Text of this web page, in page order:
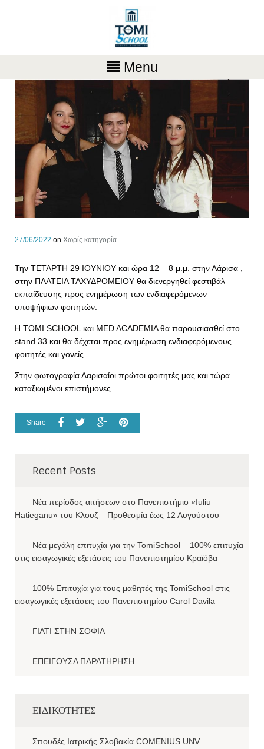
Menu
27/06/2022 on Χωρίς κατηγορία
Την ΤΕΤΑΡΤΗ 29 ΙΟΥΝΙΟΥ και ώρα 12 – 8 μ.μ. στην Λάρισα ,
στην ΠΛΑΤΕΙΑ ΤΑΧΥΔΡΟΜΕΙΟΥ θα διενεργηθεί φεστιβάλ
εκπαίδευσης προς ενημέρωση των ενδιαφερόμενων
υποψήφιων φοιτητών.
Η TOMI SCHOOL και MED ACADEMIA θα παρουσιασθεί στο
stand 33 και θα δέχεται προς ενημέρωση ενδιαφερόμενους
φοιτητές και γονείς.
Στην φωτογραφία Λαρισαίοι πρώτοι φοιτητές μας και τώρα
καταξιωμένοι επιστήμονες.
Share
Recent Posts
Νέα περίοδος αιτήσεων στο Πανεπιστήμιο «Iuliu
Hațieganu» του Κλουζ – Προθεσμία έως 12 Αυγούστου
Νέα μεγάλη επιτυχία για την TomiSchool – 100% επιτυχία
στις εισαγωγικές εξετάσεις του Πανεπιστημίου Κραϊόβα
100% Επιτυχία για τους μαθητές της TomiSchool στις
εισαγωγικές εξετάσεις του Πανεπιστημίου Carol Davila
ΓΙΑΤΙ ΣΤΗΝ ΣΟΦΙΑ
ΕΠΕΙΓΟΥΣΑ ΠΑΡΑΤΗΡΗΣΗ
ΕΙΔΙΚΟΤΗΤΕΣ
Σπουδές Ιατρικής Σλοβακία COMENIUS UNV.